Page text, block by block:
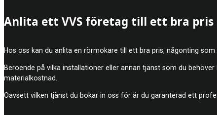
Anlita ett VVS företag till ett bra pris
Hos oss kan du anlita en rörmokare till ett bra pris, någonting
Beroende på vilka installationer eller annan tjänst som du
materialkostnad.
Oavsett vilken tjänst du bokar in oss för är du garanterad ett